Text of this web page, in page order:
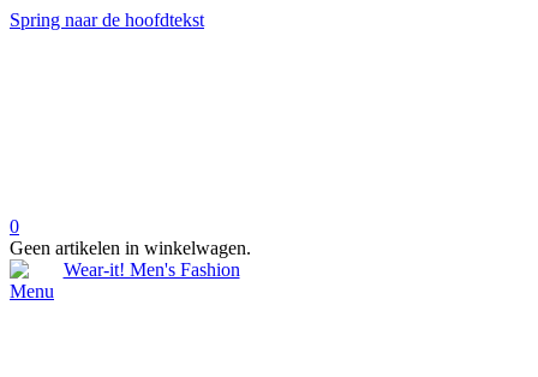
Spring naar de hoofdtekst
0
Geen artikelen in winkelwagen.
Menu